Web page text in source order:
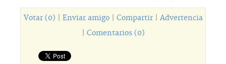
Votar (0) Enviar amigo| Compartir| Advertencia
Comentarios (0)